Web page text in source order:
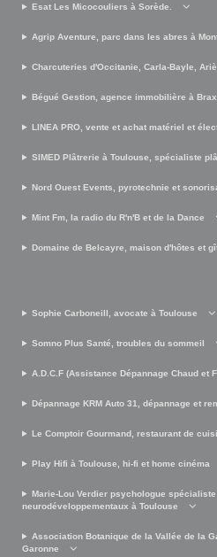
Esat Les Micocouliers à Sorède.
Agrip Aventure, parc dans les abres à
Charcuteries d'Occitanie, Carla-Bayle,
Bégué Gestion, agence immobilière à Brax
LINEA PRO, vente et achat matériel et
SIMED Plâtrerie à Toulouse, spécialiste
Nord Ouest Events, pyrotechnie et
Mint Fm, la radio du R'n'B et de la Dance
Domaine de Belcayre, maison d'hôtes et
Sophie Carboneill, avocate à Toulouse
Somno Plus Santé, troubles du sommeil
A.D.C.F (Assistance Dépannage Chaud et
Dépannage KRM Auto 31, dépannage et
Le Comptoir Gourmand, restaurant de
Play Hifi à Toulouse, hi-fi et home cinéma
Marie-Lou Verdier psychologue
neurodéveloppementaux à Toulouse
Association Botanique de la Vallée de la
Garonne